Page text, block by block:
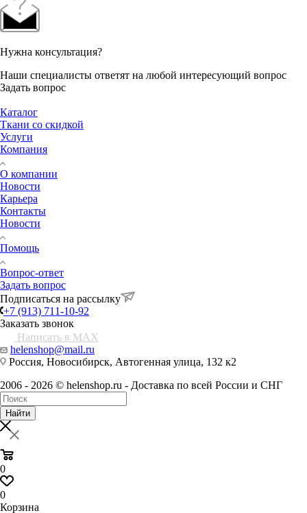
Нужна консультация?
Наши специалисты ответят на любой интересующий вопрос
Задать вопрос
Каталог
Ткани со скидкой
Услуги
Компания
О компании
Новости
Карьера
Контакты
Новости
Помощь
Вопрос-ответ
Задать вопрос
Подписаться на рассылку
+7 (913) 711-10-92
Заказать звонок
Написать в MAX
helenshop@mail.ru
Россия, Новосибирск, Автогенная улица, 132 к2
2006 - 2026 © helenshop.ru - Доставка по всей России и СНГ
Найти
0
0
Корзина